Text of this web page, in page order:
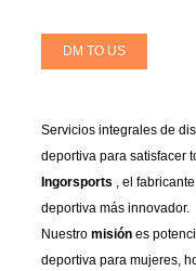
DM TO US
Servicios integrales de
deportiva para satisfacer
Ingorsports , el
deportiva más innovador.
Nuestromisiónes
deportiva para mujeres,